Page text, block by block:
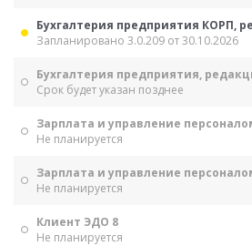
Бухгалтерия предприятия КОРП,
Запланировано 3.0.209 от 30.10.2026
Бухгалтерия предприятия,
Срок будет указан позднее
Зарплата и управление
Не планируется
Зарплата и управление
Не планируется
Клиент ЭДО 8
Не планируется